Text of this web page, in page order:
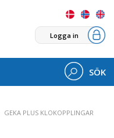
Logga in
SÖK
GEKA PLUS KLOKOPPLINGAR